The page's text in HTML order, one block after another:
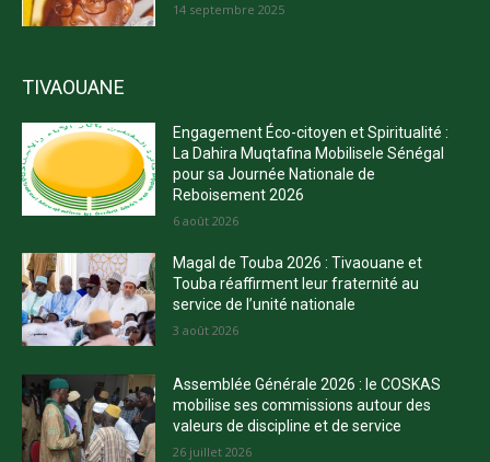
14 septembre 2025
TIVAOUANE
Engagement Éco-citoyen et Spiritualité :
La Dahira Muqtafina Mobilisele Sénégal
pour sa Journée Nationale de
Reboisement 2026
6 août 2026
Magal de Touba 2026 : Tivaouane et
Touba réaffirment leur fraternité au
service de l’unité nationale
3 août 2026
Assemblée Générale 2026 : le COSKAS
mobilise ses commissions autour des
valeurs de discipline et de service
26 juillet 2026